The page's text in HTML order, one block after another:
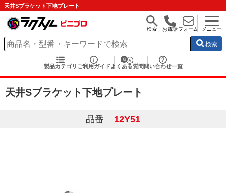
天井Sブラケット下地プレート
検索 お電話フォーム メニュー
検索
製品カテゴリ ご利用ガイド よくある質問 問い合わせ一覧
天井Sブラケット下地プレート
品番 12Y51